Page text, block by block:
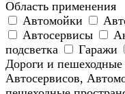
Область применения
Автомойки
Автосервисы
подсветка
Гаражи
Дороги и пешеходные
Автосервисов,